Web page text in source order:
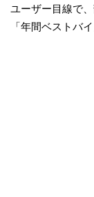
ユーザー目線で
「年間ベストバ